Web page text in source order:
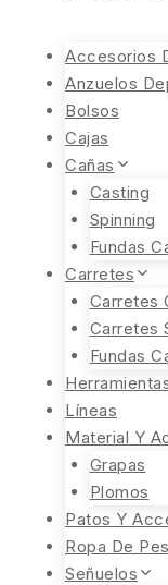
Accesorios
Anzuelos
Bolsos
Cajas
Cañas
Casting
Spinning
Fundas
Carretes
Carretes
Carretes
Fundas
Líneas
Material Y
Grapas
Plomos
Patos Y
Ropa De
Señuelos